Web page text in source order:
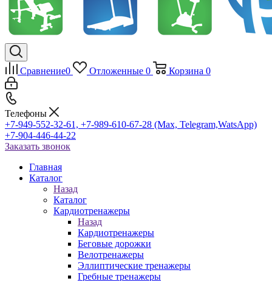
Сравнение0 Отложенные 0 Корзина 0
Телефоны
+7-949-552-32-61, +7-989-610-67-28 (Max, Telegram,WatsApp)
+7-904-446-44-22
Заказать звонок
Главная
Каталог
Назад
Каталог
Кардиотренажеры
Назад
Кардиотренажеры
Беговые дорожки
Велотренажеры
Эллиптические тренажеры
Гребные тренажеры